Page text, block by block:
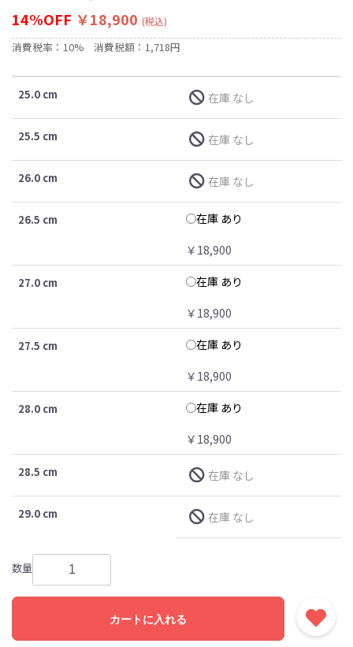
14%OFF ￥18,900 (税込)
消費税率：10% 消費税額：1,718円
25.0 cm 在庫 なし
25.5 cm 在庫 なし
26.0 cm 在庫 なし
26.5 cm
在庫 あり
￥18,900
27.0 cm
在庫 あり
￥18,900
27.5 cm
在庫 あり
￥18,900
28.0 cm
在庫 あり
￥18,900
28.5 cm 在庫 なし
29.0 cm 在庫 なし
数量
カートに入れる